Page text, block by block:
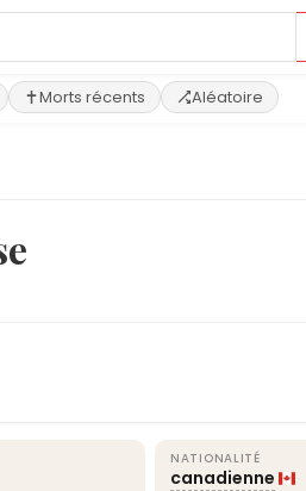
Morts récents Aléatoire
NATIONALITÉ
canadienne